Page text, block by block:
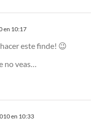
en 10:17
este finde! 😉
no veas…
en 10:33